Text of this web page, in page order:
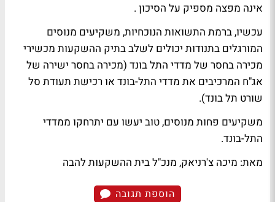
אינה מפצה מספיק על הסיכון .
עכשיו, ברמת התשואות הנוכחיות, משקיעים מנוסים
המורגלים בתנודות יכולים לשלב בתיק ההשקעות מכשירי
מכירה בחסר של מדדי התל בונד (מכירה בחסר ישירה של
אג"ח המרכיבים את מדדי התל-בונד או רכישת תעודת סל
שורט תל בונד).
משקיעים פחות מנוסים, טוב יעשו עם יתרחקו ממדדי
התל-בונד.
מאת: מיכה צ'רניאק, מנכ"ל בית ההשקעות להבה
הוספת תגובה